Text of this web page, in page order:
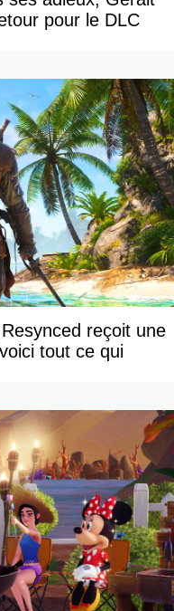
pour le DLC
reçoit une
tout ce qui